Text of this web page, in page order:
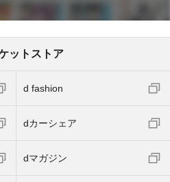
ットストア
d fashion
dカーシェア
dマガジン